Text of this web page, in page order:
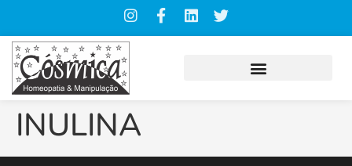
INULINA